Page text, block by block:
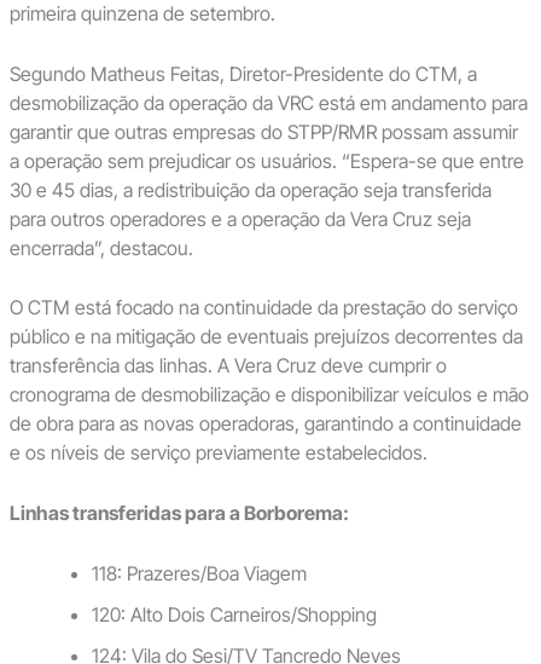
primeira quinzena de setembro.
Segundo Matheus Feitas, Diretor-Presidente do CTM, a
desmobilização da operação da VRC está em andamento para
garantir que outras empresas do STPP/RMR possam assumir
a operação sem prejudicar os usuários. “Espera-se que entre
30 e 45 dias, a redistribuição da operação seja transferida
para outros operadores e a operação da Vera Cruz seja
encerrada”, destacou.
O CTM está focado na continuidade da prestação do serviço
público e na mitigação de eventuais prejuízos decorrentes da
transferência das linhas. A Vera Cruz deve cumprir o
cronograma de desmobilização e disponibilizar veículos e mão
de obra para as novas operadoras, garantindo a continuidade
e os níveis de serviço previamente estabelecidos.
Linhas transferidas para a Borborema:
118: Prazeres/Boa Viagem
120: Alto Dois Carneiros/Shopping
124: Vila do Sesi/TV Tancredo Neves